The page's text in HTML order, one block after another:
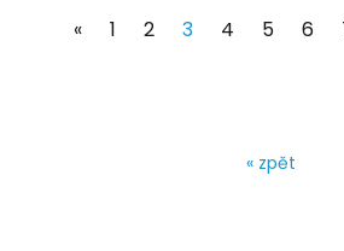
« 1 2 3(current)
4 5 6
« zpět